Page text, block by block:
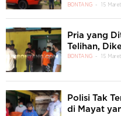
BONTANG 15
Pria yang
Telihan,
BONTANG 15
Polisi Tak
di Mayat